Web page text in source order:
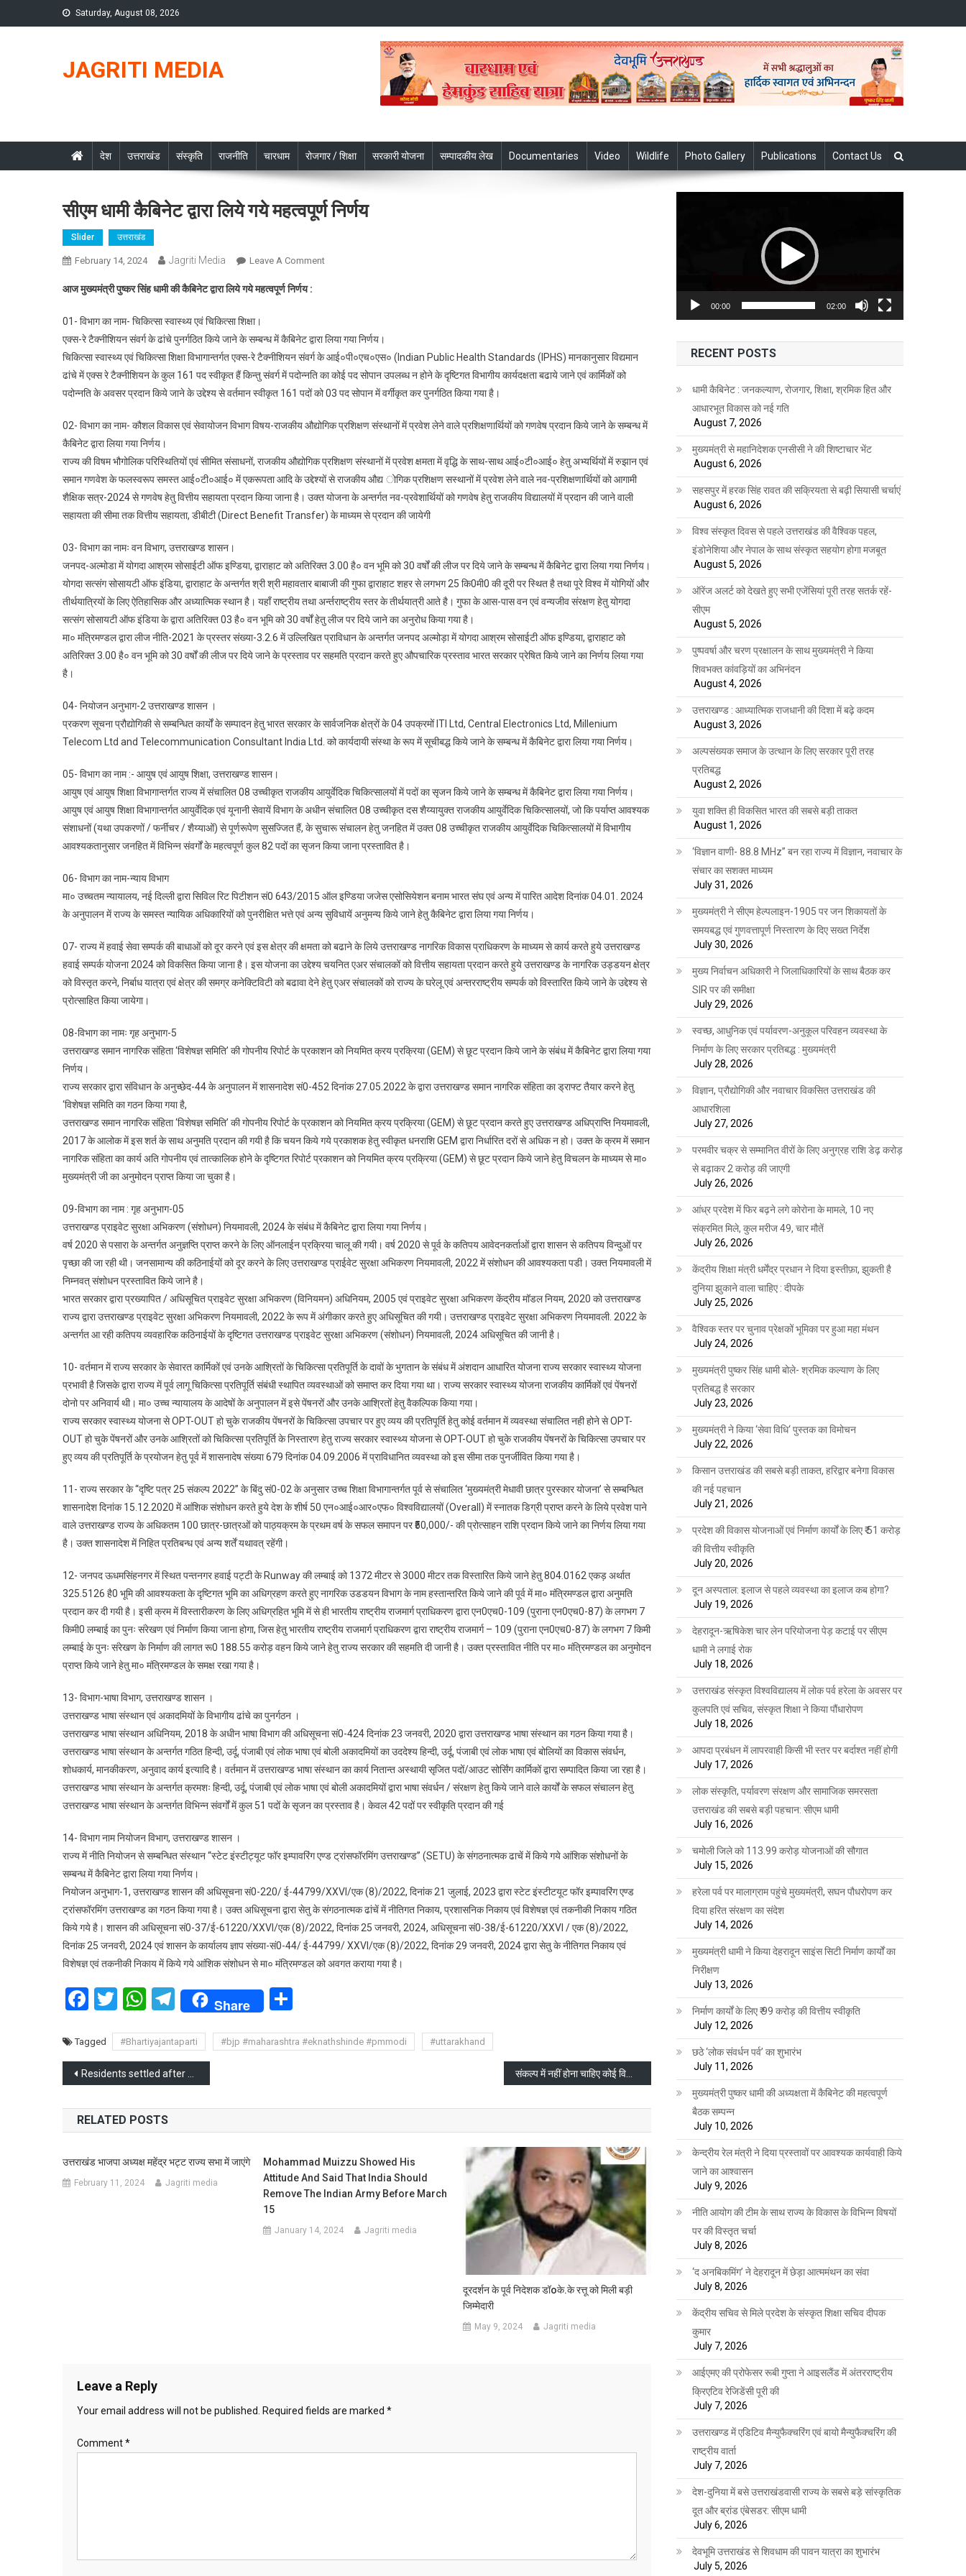
to
Saturday, August 08, 2026
JAGRITI MEDIA
देश उत्तराखंड संस्कृति राजनीति चारधाम रोजगार / शिक्षा सरकारी योजना सम्पादकीय लेख Documentaries Video Wildlife Photo Gallery Publications Contact Us
सीएम धामी कैबिनेट द्वारा लिये गये महत्वपूर्ण निर्णय
Slider उत्तराखंड
February 14, 2024 Jagriti Media Leave A CommentOn
लिये
गये
महत्वपूर्ण
निर्णय
आज मुख्यमंत्री पुष्कर सिंह धामी की कैबिनेट द्वारा लिये गये महत्वपूर्ण निर्णय :
01- विभाग का नाम- चिकित्सा स्वास्थ्य एवं चिकित्सा शिक्षा।
एक्स-रे टैक्नीशियन संवर्ग के ढांचे पुनर्गठित किये जाने के सम्बन्ध में कैबिनेट द्वारा लिया गया निर्णय।
चिकित्सा स्वास्थ्य एवं चिकित्सा शिक्षा विभागान्तर्गत एक्स-रे टैक्नीशियन संवर्ग के आई०पी०एच०एस० (Indian Public Health Standards (IPHS) मानकानुसार विद्यमान
ढांचे में एक्स रे टैक्नीशियन के कुल 161 पद स्वीकृत हैं किन्तु संवर्ग में पदोन्नति का कोई पद सोपान उपलब्ध न होने के दृष्टिगत विभागीय कार्यदक्षता बढाये जाने एवं कार्मिकों को
पदोन्नति के अवसर प्रदान किये जाने के उद्देश्य से वर्तमान स्वीकृत 161 पदों को 03 पद सोपान में वर्गीकृत कर पुनर्गठित किया गया है।
02- विभाग का नाम- कौशल विकास एवं सेवायोजन विभाग विषय-राजकीय औद्योगिक प्रशिक्षण संस्थानों में प्रवेश लेने वाले प्रशिक्षणार्थियों को गणवेष प्रदान किये जाने के सम्बन्ध में
कैबिनेट द्वारा लिया गया निर्णय।
राज्य की विषम भौगोलिक परिस्थितियों एवं सीमित संसाधनों, राजकीय औद्योगिक प्रशिक्षण संस्थानों में प्रवेश क्षमता में वृद्धि के साथ-साथ आई०टी०आई० हेतु अभ्यर्थियों में रुझान एवं
समान गणवेश के फलस्वरूप समस्त आई०टी०आई० में एकरूपता आदि के उद्देश्यों से राजकीय औद्य ोगिक प्रशिक्षण सस्थानों में प्रवेश लेने वाले नव-प्रशिक्षणार्थियों को आगामी
शैक्षिक सत्र-2024 से गणवेष हेतु वित्तीय सहायता प्रदान किया जाना है। उक्त योजना के अन्तर्गत नव-प्रवेशार्थियों को गणवेष हेतु राजकीय विद्यालयों में प्रदान की जाने वाली
सहायता की सीमा तक वित्तीय सहायता, डीबीटी (Direct Benefit Transfer) के माध्यम से प्रदान की जायेगी
03- विभाग का नामः वन विभाग, उत्तराखण्ड शासन।
जनपद-अल्मोडा में योगदा आश्रम सोसाईटी ऑफ इण्डिया, द्वाराहाट को अतिरिक्त 3.00 है० वन भूमि को 30 वर्षों की लीज पर दिये जाने के सम्बन्ध में कैबिनेट द्वारा लिया गया निर्णय।
योगदा सत्संग सोसायटी ऑफ इंडिया, द्वाराहाट के अन्तर्गत श्री श्री महावतार बाबाजी की गुफा द्वाराहाट शहर से लगभग 25 कि0मी0 की दूरी पर स्थित है तथा पूरे विश्व में योगियों और
तीर्थयात्रियों के लिए ऐतिहासिक और अध्यात्मिक स्थान है। यहाँ राष्ट्रीय तथा अर्न्तराष्ट्रीय स्तर के तीर्थयात्री आते है। गुफा के आस-पास वन एवं वन्यजीव संरक्षण हेतु योगदा
सत्संग सोसायटी ऑफ इंडिया के द्वारा अतिरिक्त 03 है० वन भूमि को 30 वर्षों हेतु लीज पर दिये जाने का अनुरोध किया गया है।
मा० मंत्रिमण्डल द्वारा लीज नीति-2021 के प्रस्तर संख्या-3.2.6 में उल्लिखित प्राविधान के अन्तर्गत जनपद अल्मोड़ा में योगदा आश्रम सोसाईटी ऑफ इण्डिया, द्वाराहाट को
अतिरिक्त 3.00 है० वन भूमि को 30 वर्षों की लीज पर दिये जाने के प्रस्ताव पर सहमति प्रदान करते हुए औपचारिक प्रस्ताव भारत सरकार प्रेषित किये जाने का निर्णय लिया गया
है।
04- नियोजन अनुभाग-2 उत्तराखण्ड शासन ।
प्रकरण सूचना प्रौद्योगिकी से सम्बन्धित कार्यों के सम्पादन हेतु भारत सरकार के सार्वजनिक क्षेत्रों के 04 उपक्रमों ITI Ltd, Central Electronics Ltd, Millenium
Telecom Ltd and Telecommunication Consultant India Ltd. को कार्यदायी संस्था के रूप में सूचीबद्ध किये जाने के सम्बन्ध में कैबिनेट द्वारा लिया गया निर्णय।
05- विभाग का नाम :- आयुष एवं आयुष शिक्षा, उत्तराखण्ड शासन।
आयुष एवं आयुष शिक्षा विभागान्तर्गत राज्य में संचालित 08 उच्चीकृत राजकीय आयुर्वेदिक चिकित्सालयों में पदों का सृजन किये जाने के सम्बन्ध में कैबिनेट द्वारा लिया गया निर्णय।
आयुष एवं आयुष शिक्षा विभागान्तर्गत आयुर्वेदिक एवं यूनानी सेवायें विभाग के अधीन संचालित 08 उच्चीकृत दस शैय्यायुक्त राजकीय आयुर्वेदिक चिकित्सालयों, जो कि पर्याप्त आवश्यक
संशाधनों (यथा उपकरणों / फर्नीचर / शैय्याओं) से पूर्णरूपेण सुसज्जित हैं, के सुचारू संचालन हेतु जनहित में उक्त 08 उच्चीकृत राजकीय आयुर्वेदिक चिकित्सालयों में विभागीय
आवश्यकतानुसार जनहित में विभिन्न संवर्गों के महत्वपूर्ण कुल 82 पदों का सृजन किया जाना प्रस्तावित है।
06- विभाग का नाम-न्याय विभाग
मा० उच्चतम न्यायालय, नई दिल्ली द्वारा सिविल रिट पिटीशन सं0 643/2015 ऑल इण्डिया जजेस एसोसियेशन बनाम भारत संघ एवं अन्य में पारित आदेश दिनांक 04.01. 2024
के अनुपालन में राज्य के समस्त न्यायिक अधिकारियों को पुनरीक्षित भत्ते एवं अन्य सुविधायें अनुमन्य किये जाने हेतु कैबिनेट द्वारा लिया गया निर्णय।
07- राज्य में हवाई सेवा सम्पर्क की बाधाओं को दूर करने एवं इस क्षेत्र की क्षमता को बढाने के लिये उत्तराखण्ड नागरिक विकास प्राधिकरण के माध्यम से कार्य करते हुये उत्तराखण्ड
हवाई सम्पर्क योजना 2024 को विकसित किया जाना है। इस योजना का उद्देश्य चयनित एअर संचालकों को वित्तीय सहायता प्रदान करते हुये उत्तराखण्ड के नागरिक उड्डयन क्षेत्र
को विस्तृत करने, निर्बाध यात्रा एवं क्षेत्र की समग्र कनेक्टिविटी को बढावा देने हेतु एअर संचालकों को राज्य के घरेलू एवं अन्तरराष्ट्रीय सम्पर्क को विस्तारित किये जाने के उद्देश्य से
प्रोत्साहित किया जायेगा।
08-विभाग का नामः गृह अनुभाग-5
उत्तराखण्ड समान नागरिक संहिता ‘विशेषज्ञ समिति’ की गोपनीय रिपोर्ट के प्रकाशन को नियमित क्रय प्रक्रिया (GEM) से छूट प्रदान किये जाने के संबंध में कैबिनेट द्वारा लिया गया
निर्णय।
राज्य सरकार द्वारा संविधान के अनुच्छेद-44 के अनुपालन में शासनादेश सं0-452 दिनांक 27.05.2022 के द्वारा उत्तराखण्ड समान नागरिक संहिता का ड्राफ्ट तैयार करने हेतु
‘विशेषज्ञ समिति का गठन किया गया है,
उत्तराखण्ड समान नागरिक संहिता ‘विशेषज्ञ समिति’ की गोपनीय रिपोर्ट के प्रकाशन को नियमित क्रय प्रक्रिया (GEM) से छूट प्रदान करते हुए उत्तराखण्ड अधिप्राप्ति नियमावली,
2017 के आलोक में इस शर्त के साथ अनुमति प्रदान की गयी है कि चयन किये गये प्रकाशक हेतु स्वीकृत धनराशि GEM द्वारा निर्धारित दरों से अधिक न हो। उक्त के क्रम में समान
नागरिक संहिता का कार्य अति गोपनीय एवं तात्कालिक होने के दृष्टिगत रिपोर्ट प्रकाशन को नियमित क्रय प्रक्रिया (GEM) से छूट प्रदान किये जाने हेतु विचलन के माध्यम से मा०
मुख्यमंत्री जी का अनुमोदन प्राप्त किया जा चुका है।
09-विभाग का नाम : गृह अनुभाग-05
उत्तराखण्ड प्राइवेट सुरक्षा अभिकरण (संशोधन) नियमावली, 2024 के संबंध में कैबिनेट द्वारा लिया गया निर्णय।
वर्ष 2020 से पसारा के अन्तर्गत अनुज्ञप्ति प्राप्त करने के लिए ऑनलाईन प्रक्रिया चालू की गयी। वर्ष 2020 से पूर्व के कतिपय आवेदनकर्ताओं द्वारा शासन से कतिपय विन्दुओं पर
पृच्छा की जा रही थी। जनसामान्य की कठिनाईयों को दूर करने के लिए उत्तराखण्ड प्राईवेट सुरक्षा अभिकरण नियमावली, 2022 में संशोधन की आवश्यकता पडी। उक्त नियमावली में
निम्नवत् संशोधन प्रस्तावित किये जाने है।
भारत सरकार द्वारा प्रख्यापित / अधिसूचित प्राइवेट सुरक्षा अभिकरण (विनियमन) अधिनियम, 2005 एवं प्राइवेट सुरक्षा अभिकरण केंद्रीय मॉडल नियम, 2020 को उत्तराखण्ड
राज्य द्वारा उत्तराखण्ड प्राइवेट सुरक्षा अभिकरण नियमावली, 2022 के रूप में अंगीकार करते हुए अधिसूचित की गयी। उत्तराखण्ड प्राइवेट सुरक्षा अभिकरण नियमावली. 2022 के
अन्तर्गत आ रही कतिपय व्यवहारिक कठिनाईयों के दृष्टिगत उत्तराखण्ड प्राइवेट सुरक्षा अभिकरण (संशोधन) नियमावली, 2024 अधिसूचित की जानी है।
10- वर्तमान में राज्य सरकार के सेवारत कार्मिकों एवं उनके आश्रितों के चिकित्सा प्रतिपूर्ति के दावों के भुगतान के संबंध में अंशदान आधारित योजना राज्य सरकार स्वास्थ्य योजना
प्रभावी है जिसके द्वारा राज्य में पूर्व लागू चिकित्सा प्रतिपूर्ति संबंधी स्थापित व्यवस्थाओं को समाप्त कर दिया गया था। राज्य सरकार स्वास्थ्य योजना राजकीय कार्मिकों एवं पेंषनरों
दोनो पर अनिवार्य थी। मा० उच्च न्यायालय के आदेषों के अनुपालन में इसे पेंषनरों और उनके आश्रितों हेतु वैकल्पिक किया गया।
राज्य सरकार स्वास्थ्य योजना से OPT-OUT हो चुके राजकीय पेंषनरों के चिकित्सा उपचार पर हुए व्यय की प्रतिपूर्ति हेतु कोई वर्तमान में व्यवस्था संचालित नही होने से OPT-
OUT हो चुके पेंषनरों और उनके आश्रितों को चिकित्सा प्रतिपूर्ति के निस्तारण हेतु राज्य सरकार स्वास्थ्य योजना से OPT-OUT हो चुके राजकीय पेंषनरों के चिकित्सा उपचार पर
हुए व्यय की प्रतिपूर्ति के प्रयोजन हेतु पूर्व में शासनादेष संख्या 679 दिनांक 04.09.2006 में प्राविधानित व्यवस्था को इस सीमा तक पुनर्जीवित किया गया है।
11- राज्य सरकार के “दृष्टि पत्र 25 संकल्प 2022” के बिंदु सं0-02 के अनुसार उच्च शिक्षा विभागान्तर्गत पूर्व से संचालित ‘मुख्यमंत्री मेधावी छात्र पुरस्कार योजना’ से सम्बन्धित
शासनादेश दिनांक 15.12.2020 में आंशिक संशोधन करते हुये देश के शीर्ष 50 एन०आई०आर०एफ० विश्वविद्यालयों (Overall) में स्नातक डिग्री प्राप्त करने के लिये प्रवेश पाने
वाले उत्तराखण्ड राज्य के अधिकतम 100 छात्र-छात्रओं को पाठ्यक्रम के प्रथम वर्ष के सफल समापन पर ₹50,000/- की प्रोत्साहन राशि प्रदान किये जाने का निर्णय लिया गया
है। उक्त शासनादेश में निहित प्रतिबन्ध एवं अन्य शर्तें यथावत् रहेंगी।
12- जनपद ऊधमसिंहनगर में स्थित पन्तनगर हवाई पट्टी के Runway की लम्बाई को 1372 मीटर से 3000 मीटर तक विस्तारित किये जाने हेतु 804.0162 एकड़ अर्थात
325.5126 है0 भूमि की आवश्यकता के दृष्टिगत भूमि का अधिग्रहण करते हुए नागरिक उडडयन विभाग के नाम हस्तान्तरित किये जाने की पूर्व में मा० मंत्रिमण्डल द्वारा अनुमति
प्रदान कर दी गयी है। इसी क्रम में विस्तारीकरण के लिए अधिग्रहित भूमि में से ही भारतीय राष्ट्रीय राजमार्ग प्राधिकरण द्वारा एन0एच0-109 (पुराना एन0एच0-87) के लगभग 7
किमी0 लम्बाई का पुनः संरेखण एवं निर्माण किया जाना होगा, जिस हेतु भारतीय राष्ट्रीय राजमार्ग प्राधिकरण द्वारा राष्ट्रीय राजमार्ग – 109 (पुराना एन0एच0-87) के लगभग 7 किमी
लम्बाई के पुनः संरेखण के निर्माण की लागत रू0 188.55 करोड़ वहन किये जाने हेतु राज्य सरकार की सहमति दी जानी है। उक्त प्रस्तावित नीति पर मा० मंत्रिमण्डल का अनुमोदन
प्राप्त किये जाने हेतु मा० मंत्रिमण्डल के समक्ष रखा गया है।
13- विभाग-भाषा विभाग, उत्तराखण्ड शासन ।
उत्तराखण्ड भाषा संस्थान एवं अकादमियों के विभागीय ढांचे का पुनर्गठन ।
उत्तराखण्ड भाषा संस्थान अधिनियम, 2018 के अधीन भाषा विभाग की अधिसूचना सं0-424 दिनांक 23 जनवरी, 2020 द्वारा उत्तराखण्ड भाषा संस्थान का गठन किया गया है।
उत्तराखण्ड भाषा संस्थान के अन्तर्गत गठित हिन्दी, उर्दू, पंजाबी एवं लोक भाषा एवं बोली अकादमियों का उददेश्य हिन्दी, उर्दू, पंजाबी एवं लोक भाषा एवं बोलियों का विकास संवर्धन,
शोधकार्य, मानकीकरण, अनुवाद कार्य इत्यादि है। वर्तमान में उत्तराखण्ड भाषा संस्थान का कार्य नितान्त अस्थायी सृजित पदों/आउट सोर्सिंग कार्मिकों द्वारा सम्पादित किया जा रहा है।
उत्तराखण्ड भाषा संस्थान के अन्तर्गत क्रमशः हिन्दी, उर्दू, पंजाबी एवं लोक भाषा एवं बोली अकादमियों द्वारा भाषा संवर्धन / संरक्षण हेतु किये जाने वाले कार्यों के सफल संचालन हेतु
उत्तराखण्ड भाषा संस्थान के अन्तर्गत विभिन्न संवर्गों में कुल 51 पदों के सृजन का प्रस्ताव है। केवल 42 पदों पर स्वीकृति प्रदान की गई
14- विभाग नाम नियोजन विभाग, उत्तराखण्ड शासन ।
राज्य में नीति नियोजन से सम्बन्धित संस्थान “स्टेट इंस्टीट्यूट फॉर इम्पावरिंग एण्ड ट्रांसफॉरमिंग उत्तराखण्ड” (SETU) के संगठनात्मक ढाचें में किये गये आंशिक संशोधनों के
सम्बन्ध में कैबिनेट द्वारा लिया गया निर्णय।
नियोजन अनुभाग-1, उत्तराखण्ड शासन की अधिसूचना सं0-220/ ई-44799/XXVI/एक (8)/2022, दिनांक 21 जुलाई, 2023 द्वारा स्टेट इंस्टीटयूट फॉर इम्पावरिंग एण्ड
ट्रांसफॉरमिंग उत्तराखण्ड का गठन किया गया है। उक्त अधिसूचना द्वारा सेतु के संगठनात्मक ढांचें में नीतिगत निकाय, प्रशासनिक निकाय एवं विशेषज्ञ एवं तकनीकी निकाय गठित
किये गये है। शासन की अधिसूचना सं0-37/ई-61220/XXVI/एक (8)/2022, दिनांक 25 जनवरी, 2024, अधिसूचना सं0-38/ई-61220/XXVI / एक (8)/2022,
दिनांक 25 जनवरी, 2024 एवं शासन के कार्यालय ज्ञाप संख्या-सं0-44/ ई-44799/ XXVI/एक (8)/2022, दिनांक 29 जनवरी, 2024 द्वारा सेतु के नीतिगत निकाय एवं
विशेषज्ञ एवं तकनीकी निकाय में किये गये आंशिक संशोधन से मा० मंत्रिमण्डल को अवगत कराया गया है।
Facebook
Twitter
WhatsApp
Telegram
Share
Tagged #Bhartiyajantaparti #bjp #maharashtra #eknathshinde #pmmodi #uttarakhand
Post
navigation
Residents settled after 1961 will be deported from Manipur: CM N Biren Singh
RELATED POSTS
उत्तराखंड भाजपा अध्यक्ष महेंद्र भट्ट राज्य सभा में जाएंगे
February 11, 2024 Jagriti media
Mohammad Muizzu Showed His
Attitude And Said That India Should
Remove The Indian Army Before March
15
January 14, 2024 Jagriti media
दूरदर्शन के पूर्व निदेशक डॉoके.के रत्तू को मिली बड़ी
जिम्मेदारी
May 9, 2024 Jagriti media
Leave a Reply
Your email address will not be published. Required fields are marked *
Comment*
00:00 02:00
RECENT POSTS
धामी कैबिनेट : जनकल्याण, रोजगार, शिक्षा, श्रमिक हित और
आधारभूत विकास को नई गति
August 7, 2026
मुख्यमंत्री से महानिदेशक एनसीसी ने की शिष्टाचार भेंट
August 6, 2026
सहसपुर में हरक सिंह रावत की सक्रियता से बढ़ी सियासी चर्चाएं
August 6, 2026
विश्व संस्कृत दिवस से पहले उत्तराखंड की वैश्विक पहल,
इंडोनेशिया और नेपाल के साथ संस्कृत सहयोग होगा मजबूत
August 5, 2026
ऑरेंज अलर्ट को देखते हुए सभी एजेंसियां पूरी तरह सतर्क रहें-
सीएम
August 5, 2026
पुष्पवर्षा और चरण प्रक्षालन के साथ मुख्यमंत्री ने किया
शिवभक्त कांवड़ियों का अभिनंदन
August 4, 2026
उत्तराखण्ड : आध्यात्मिक राजधानी की दिशा में बढ़े कदम
August 3, 2026
अल्पसंख्यक समाज के उत्थान के लिए सरकार पूरी तरह
प्रतिबद्ध
August 2, 2026
युवा शक्ति ही विकसित भारत की सबसे बड़ी ताकत
August 1, 2026
‘विज्ञान वाणी- 88.8 MHz” बन रहा राज्य में विज्ञान, नवाचार के
संचार का सशक्त माध्यम
July 31, 2026
मुख्यमंत्री ने सीएम हेल्पलाइन-1905 पर जन शिकायतों के
समयबद्ध एवं गुणवत्तापूर्ण निस्तारण के दिए सख्त निर्देश
July 30, 2026
मुख्य निर्वाचन अधिकारी ने जिलाधिकारियों के साथ बैठक कर
SIR पर की समीक्षा
July 29, 2026
स्वच्छ, आधुनिक एवं पर्यावरण-अनुकूल परिवहन व्यवस्था के
निर्माण के लिए सरकार प्रतिबद्ध : मुख्यमंत्री
July 28, 2026
विज्ञान, प्रौद्योगिकी और नवाचार विकसित उत्तराखंड की
आधारशिला
July 27, 2026
परमवीर चक्र से सम्मानित वीरों के लिए अनुग्रह राशि डेढ़ करोड़
से बढ़ाकर 2 करोड़ की जाएगी
July 26, 2026
आंध्र प्रदेश में फिर बढ़ने लगे कोरोना के मामले, 10 नए
संक्रमित मिले, कुल मरीज 49, चार मौतें
July 26, 2026
केंद्रीय शिक्षा मंत्री धर्मेंद्र प्रधान ने दिया इस्तीफ़ा, झुकती है
दुनिया झुकाने वाला चाहिए : दीपके
July 25, 2026
वैश्विक स्तर पर चुनाव प्रेक्षकों भूमिका पर हुआ महा मंथन
July 24, 2026
मुख्यमंत्री पुष्कर सिंह धामी बोले- श्रमिक कल्याण के लिए
प्रतिबद्ध है सरकार
July 23, 2026
मुख्यमंत्री ने किया ‘सेवा विधि‘ पुस्तक का विमोचन
July 22, 2026
किसान उत्तराखंड की सबसे बड़ी ताकत, हरिद्वार बनेगा विकास
की नई पहचान
July 21, 2026
प्रदेश की विकास योजनाओं एवं निर्माण कार्यों के लिए ₹ 51 करोड़
की वित्तीय स्वीकृति
July 20, 2026
दून अस्पताल: इलाज से पहले व्यवस्था का इलाज कब होगा?
July 19, 2026
देहरादून-ऋषिकेश चार लेन परियोजना पेड़ कटाई पर सीएम
धामी ने लगाई रोक
July 18, 2026
उत्तराखंड संस्कृत विश्वविद्यालय में लोक पर्व हरेला के अवसर पर
कुलपति एवं सचिव, संस्कृत शिक्षा ने किया पौंधारोपण
July 18, 2026
आपदा प्रबंधन में लापरवाही किसी भी स्तर पर बर्दाश्त नहीं होगी
July 17, 2026
लोक संस्कृति, पर्यावरण संरक्षण और सामाजिक समरसता
उत्तराखंड की सबसे बड़ी पहचान: सीएम धामी
July 16, 2026
चमोली जिले को 113.99 करोड़ योजनाओं की सौगात
July 15, 2026
हरेला पर्व पर मालाग्राम पहुंचे मुख्यमंत्री, सघन पौधरोपण कर
दिया हरित संरक्षण का संदेश
July 14, 2026
मुख्यमंत्री धामी ने किया देहरादून साइंस सिटी निर्माण कार्यों का
निरीक्षण
July 13, 2026
निर्माण कार्यों के लिए ₹ 99 करोड़ की वित्तीय स्वीकृति
July 12, 2026
छठे ‘लोक संवर्धन पर्व’ का शुभारंभ
July 11, 2026
मुख्यमंत्री पुष्कर धामी की अध्यक्षता में कैबिनेट की महत्वपूर्ण
बैठक सम्पन्न
July 10, 2026
केन्द्रीय रेल मंत्री ने दिया प्रस्तावों पर आवश्यक कार्यवाही किये
जाने का आश्वासन
July 9, 2026
नीति आयोग की टीम के साथ राज्य के विकास के विभिन्न विषयों
पर की विस्तृत चर्चा
July 8, 2026
‘द अनबिकमिंग’ ने देहरादून में छेड़ा आत्ममंथन का संवा
July 8, 2026
केंद्रीय सचिव से मिले प्रदेश के संस्कृत शिक्षा सचिव दीपक
कुमार
July 7, 2026
आईएमए की प्रोफेसर रूबी गुप्ता ने आइसलैंड में अंतरराष्ट्रीय
क्रिएटिव रेजिडेंसी पूरी की
July 7, 2026
उत्तराखण्ड में एडिटिव मैन्युफैक्चरिंग एवं बायो मैन्युफैक्चरिंग की
राष्ट्रीय वार्ता
July 7, 2026
देश-दुनिया में बसे उत्तराखंडवासी राज्य के सबसे बड़े सांस्कृतिक
दूत और ब्रांड एंबेसडर: सीएम धामी
July 6, 2026
देवभूमि उत्तराखंड से शिवधाम की पावन यात्रा का शुभारंभ
July 5, 2026